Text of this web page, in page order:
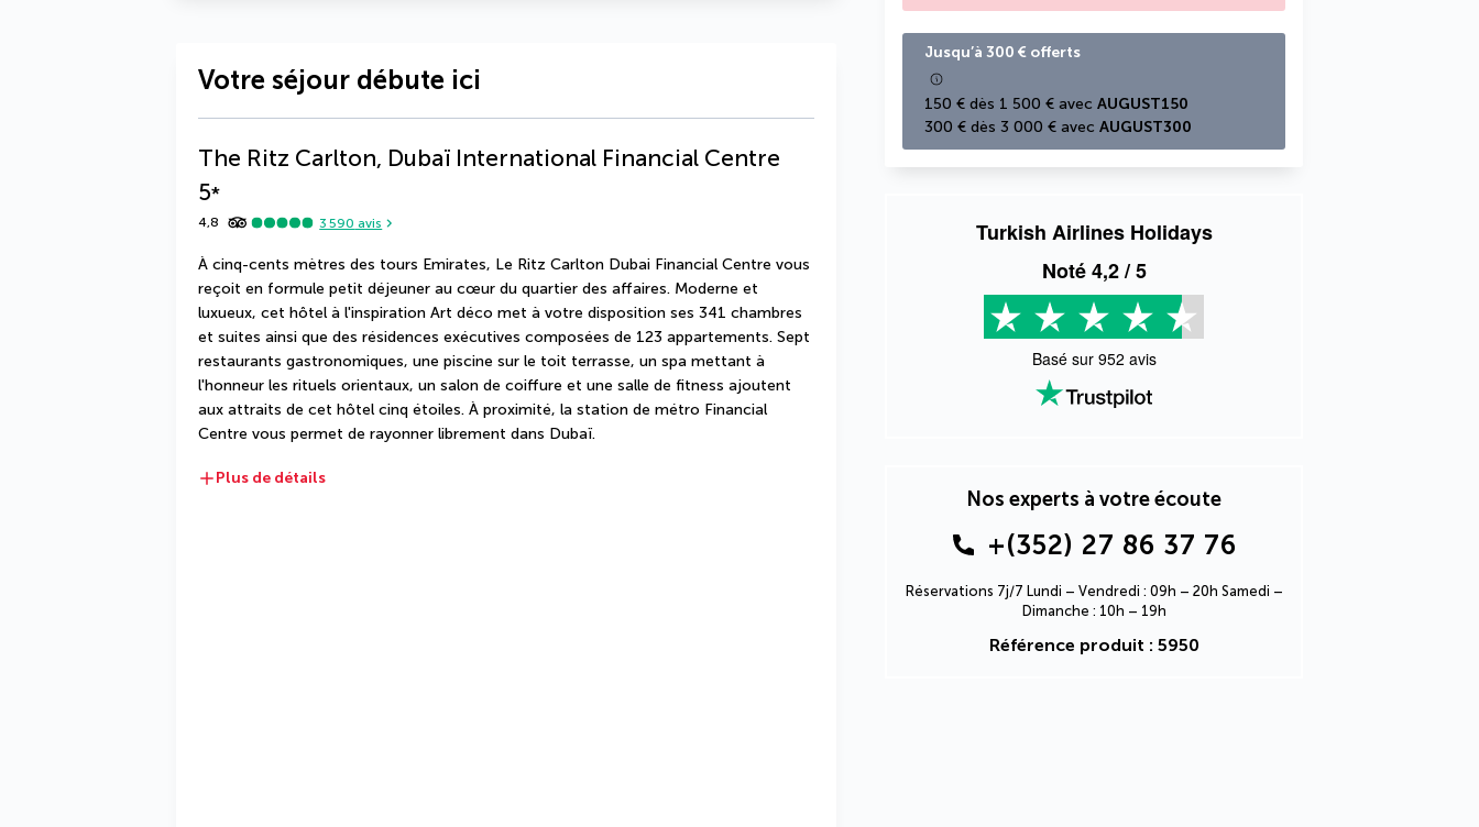
Jusqu’à 300 € offerts
150 € dès 1 500 € avec AUGUST150
300 € dès 3 000 € avec AUGUST300
Turkish Airlines Holidays
Noté4,2/ 5
Basé sur 952 avis
Nos experts à votre écoute
+(352) 27 86 37 76
Réservations 7j/7 Lundi – Vendredi : 09h – 20h Samedi –
Dimanche : 10h – 19h
Référence produit : 5950
Votre séjour débute ici
The Ritz Carlton, Dubaï International Financial Centre
5*
4,8 3 590 avis
À cinq-cents mètres des tours Emirates, Le Ritz Carlton Dubai Financial Centre vous
reçoit en formule petit déjeuner au cœur du quartier des affaires. Moderne et
luxueux, cet hôtel à l'inspiration Art déco met à votre disposition ses 341 chambres
et suites ainsi que des résidences exécutives composées de 123 appartements. Sept
restaurants gastronomiques, une piscine sur le toit terrasse, un spa mettant à
l'honneur les rituels orientaux, un salon de coiffure et une salle de fitness ajoutent
aux attraits de cet hôtel cinq étoiles. À proximité, la station de métro Financial
Centre vous permet de rayonner librement dans Dubaï.
Plus de détails